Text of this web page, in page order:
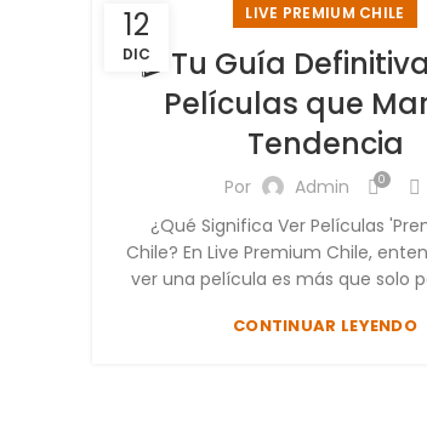
12
DIC
LIVE PREMIUM CHILE
🎬 Tu Guía
Películas que
Tendencia
Por Admin 0
¿Qué Significa Ver Películas
Chile? En Live Premium Chile,
ver una película es más que solo
CONTINUAR LEYENDO